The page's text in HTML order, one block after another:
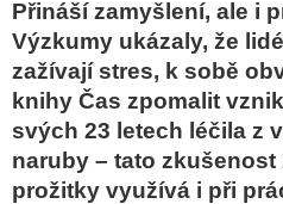
Přináší zamyšlení, ale i
Výzkumy ukázaly, že
zažívají stres, k sobě
knihy Čas zpomalit
svých 23 letech léčila z
naruby – tato
prožitky využívá i při